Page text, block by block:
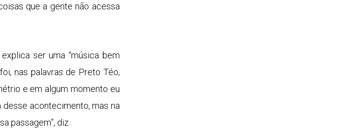
que a gente não acessa
ser uma “música bem
nas palavras de Preto Téo,
e em algum momento eu
acontecimento, mas na
passagem”, diz.